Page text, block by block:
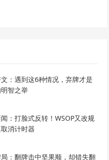
：遇到这6种情况，弃牌才是
智之举
：打脸式反转！WSOP又改规
消计时器
：翻牌击中坚果顺，却错失翻